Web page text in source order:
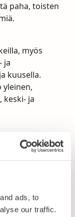
ads, to
our traffic.
paha, toisten
myös
ja
kuusella.
yleinen,
keski- ja
säilyvät
havu- ja
ja koivulla) ja